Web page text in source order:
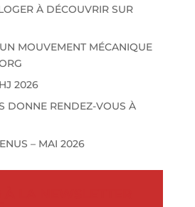
À DÉCOUVRIR SUR
MOUVEMENT MÉCANIQUE
2026
DONNE RENDEZ-VOUS À
– MAI 2026